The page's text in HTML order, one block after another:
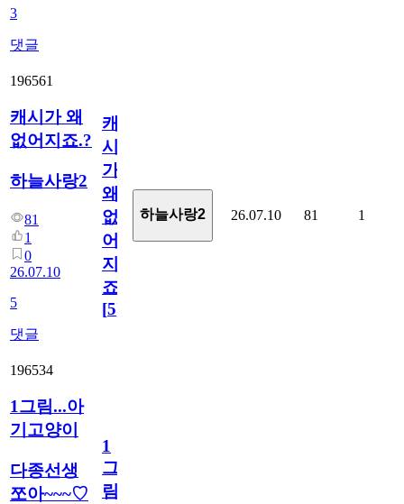
3
댓글
196561
캐시가 왜
없어지죠.?
하늘사랑2
81
1
0
26.07.10
5
댓글
캐
시
가
왜
없
어
지
죠.?
[5]
하늘사랑2 26.07.10 81 1
196534
1그림...아
기고양이
다종선생
쪼아~~~♡
1
그
림...